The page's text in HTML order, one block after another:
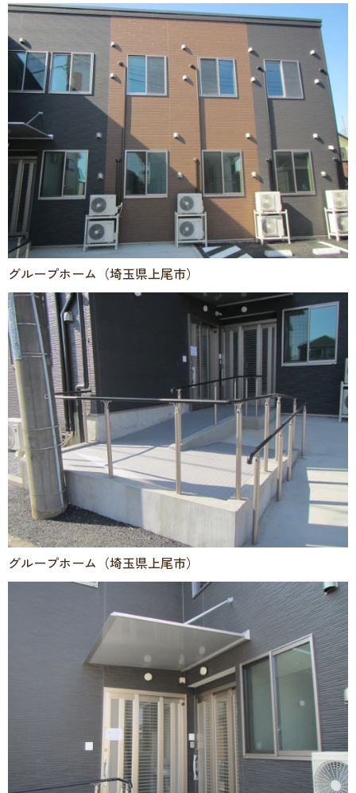
グループホーム（埼玉県上尾市）
グループホーム（埼玉県上尾市）